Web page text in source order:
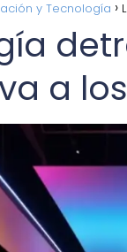
y Tecnología
a